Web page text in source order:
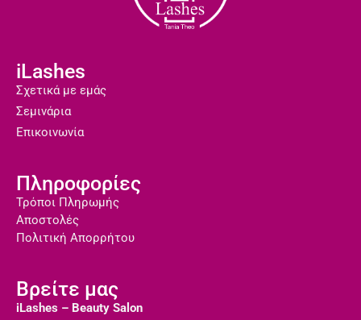
iLashes
Σχετικά με εμάς
Σεμινάρια
Επικοινωνία
Πληροφορίες
Τρόποι Πληρωμής
Αποστολές
Πολιτική Απορρήτου
Βρείτε μας
iLashes – Beauty Salon